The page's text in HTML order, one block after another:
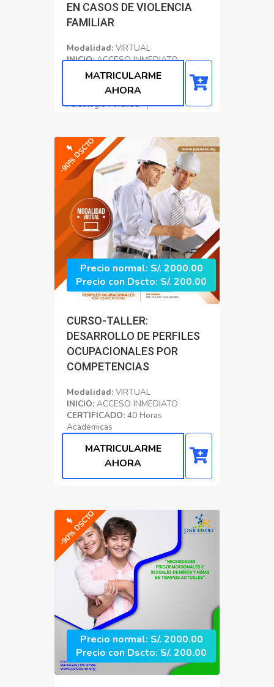
EN CASOS DE VIOLENCIA
FAMILIAR
Modalidad: VIRTUAL
INICIO:ACCESO INMEDIATO
CERTIFICADO: 90 Horas
Academicas
Psicología Forense
MATRICULARME
AHORA
-90% DSCTO
Precio normal: S/. 2000.00
Precio con Dscto: S/. 200.00
CURSO-TALLER:
DESARROLLO DE PERFILES
OCUPACIONALES POR
COMPETENCIAS
Modalidad: VIRTUAL
INICIO: ACCESO INMEDIATO
CERTIFICADO: 40 Horas
Academicas
Psicología Organizacional
MATRICULARME
AHORA
-90% DSCTO
Precio normal: S/. 2000.00
Precio con Dscto: S/. 200.00